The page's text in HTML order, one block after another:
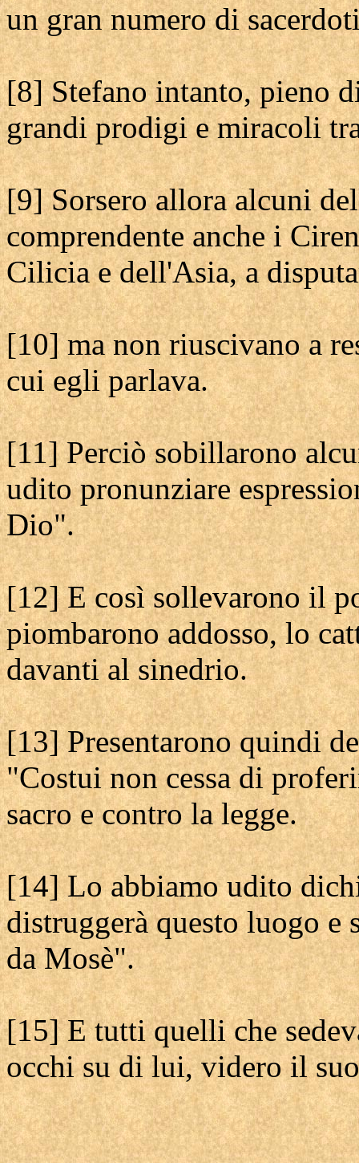
un gran numero di
[8] Stefano intanto, pieno
grandi prodigi e miracoli
[9] Sorsero allora alcuni
comprendente anche i
Cilicia e dell'Asia, a
[10] ma non riuscivano a
cui egli parlava.
[11] Perciò sobillarono
udito pronunziare
Dio".
[12] E così sollevarono il
piombarono addosso, lo
davanti al sinedrio.
[13] Presentarono quindi
"Costui non cessa di
sacro e contro la legge.
[14] Lo abbiamo udito
distruggerà questo luogo
da Mosè".
[15] E tutti quelli che
occhi su di lui, videro il